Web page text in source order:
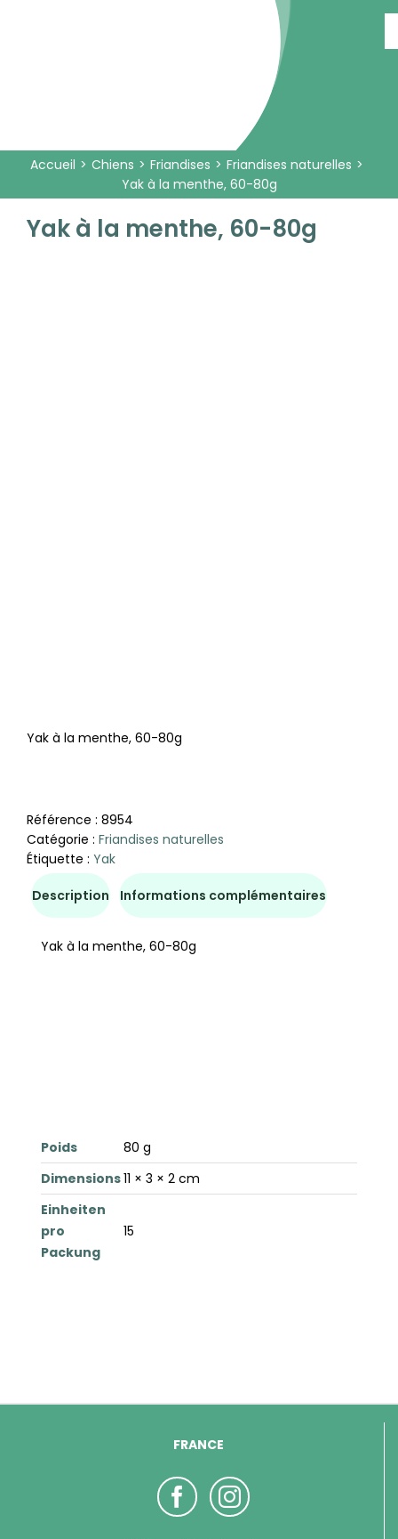
Accueil Chiens Friandises
Friandises naturelles
Yak à la menthe, 60-80g
Yak à la menthe, 60-80g
Yak à la menthe, 60-80g
Référence : 8954
Catégorie : Friandises naturelles
Étiquette : Yak
Description Informations complémentaires
Yak à la menthe, 60-80g
Poids
80 g
Dimensions11 × 3 × 2 cm
Einheiten
pro
Packung
15
FRANCE